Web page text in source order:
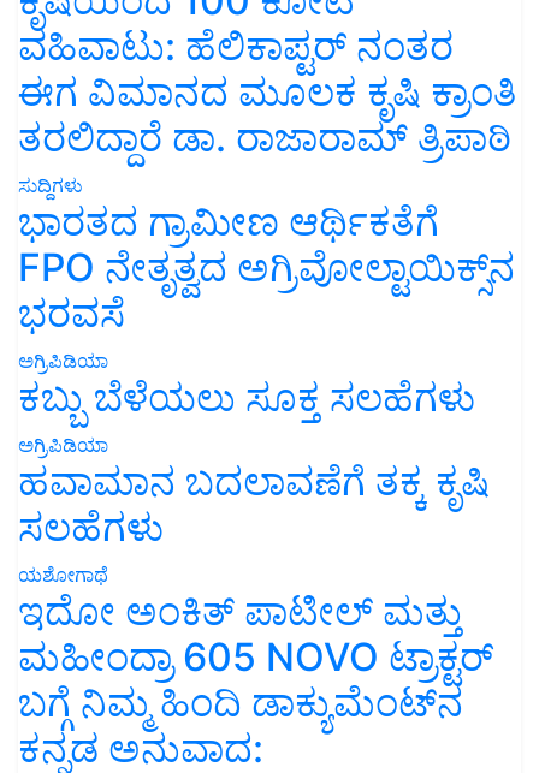
ವಹಿವಾಟು: ಹೆಲಿಕಾಪ್ಟರ್ ನಂತರ
ಈಗ ವಿಮಾನದ ಮೂಲಕ ಕೃಷಿ ಕ್ರಾಂತಿ
ತರಲಿದ್ದಾರೆ ಡಾ. ರಾಜಾರಾಮ್ ತ್ರಿಪಾಠಿ
ಸುದ್ದಿಗಳು
ಭಾರತದ ಗ್ರಾಮೀಣ ಆರ್ಥಿಕತೆಗೆ
FPO ನೇತೃತ್ವದ ಅಗ್ರಿವೋಲ್ಟಾಯಿಕ್ಸ್‌ನ
ಭರವಸೆ
ಅಗ್ರಿಪಿಡಿಯಾ
ಕಬ್ಬು ಬೆಳೆಯಲು ಸೂಕ್ತ ಸಲಹೆಗಳು
ಅಗ್ರಿಪಿಡಿಯಾ
ಹವಾಮಾನ ಬದಲಾವಣೆಗೆ ತಕ್ಕ ಕೃಷಿ
ಸಲಹೆಗಳು
ಯಶೋಗಾಥೆ
ಇದೋ ಅಂಕಿತ್ ಪಾಟೀಲ್ ಮತ್ತು
ಮಹೀಂದ್ರಾ 605 NOVO ಟ್ರಾಕ್ಟರ್
ಬಗ್ಗೆ ನಿಮ್ಮ ಹಿಂದಿ ಡಾಕ್ಯುಮೆಂಟ್‌ನ
ಕನ್ನಡ ಅನುವಾದ: